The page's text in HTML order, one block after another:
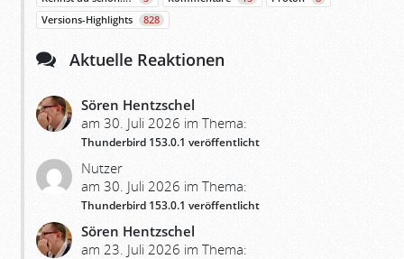
Versions-Highlights
828
Aktuelle Reaktionen
Sören Hentzschel
am 30. Juli 2026 im Thema:
Thunderbird 153.0.1 veröffentlicht
Nutzer
am 30. Juli 2026 im Thema:
Thunderbird 153.0.1 veröffentlicht
Sören Hentzschel
am 23. Juli 2026 im Thema: